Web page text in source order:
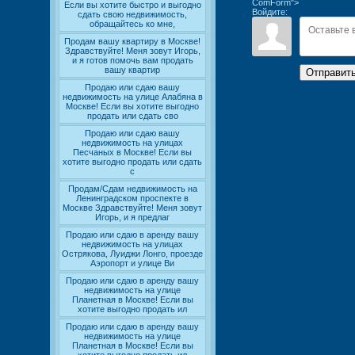
Если вы хотите быстро и выгодно
сдать свою недвижимость,
обращайтесь ко мне,
Продам вашу квартиру в Москве!
Здравствуйте! Меня зовут Игорь,
и я готов помочь вам продать
вашу квартир
Продаю или сдаю вашу
недвижимость на улице Алабяна в
Москве! Если вы хотите выгодно
продать или сдать сво
Продаю или сдаю вашу
недвижимость на улицах
Песчаных в Москве! Если вы
хотите выгодно продать или сдать
с
Продам/Сдам недвижимость на
Ленинградском проспекте в
Москве Здравствуйте! Меня зовут
Игорь, и я предлаг
Продаю или сдаю в аренду вашу
недвижимость на улицах
Острякова, Луиджи Лонго, проезде
Аэропорт и улице Ви
Продаю или сдаю в аренду вашу
недвижимость на улице
Планетная в Москве! Если вы
хотите выгодно продать ил
Продаю или сдаю в аренду вашу
недвижимость на улице
Планетная в Москве! Если вы
ComForm">
Войдите: